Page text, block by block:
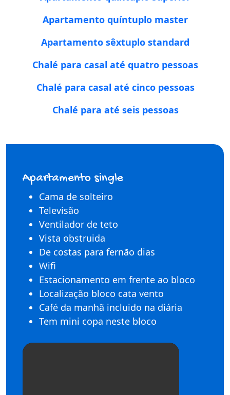
Apartamento quíntuplo master
Apartamento sêxtuplo standard
Chalé para casal até quatro pessoas
Chalé para casal até cinco pessoas
Chalé para até seis pessoas
Apartamento single
Cama de solteiro
Televisão
Ventilador de teto
Vista obstruida
De costas para fernão dias
Wifi
Estacionamento em frente ao bloco
Localização bloco cata vento
Café da manhã incluido na diária
Tem mini copa neste bloco